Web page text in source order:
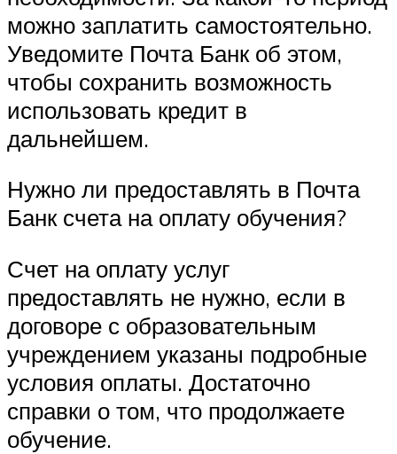
можно заплатить самостоятельно.
Уведомите Почта Банк об этом,
чтобы сохранить возможность
использовать кредит в
дальнейшем.
Нужно ли предоставлять в Почта
Банк счета на оплату обучения?
Счет на оплату услуг
предоставлять не нужно, если в
договоре с образовательным
учреждением указаны подробные
условия оплаты. Достаточно
справки о том, что продолжаете
обучение.